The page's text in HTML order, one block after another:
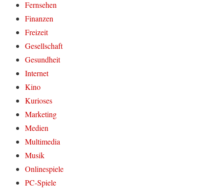
Fernsehen
Finanzen
Freizeit
Gesellschaft
Gesundheit
Internet
Kino
Kurioses
Marketing
Medien
Multimedia
Musik
Onlinespiele
PC-Spiele